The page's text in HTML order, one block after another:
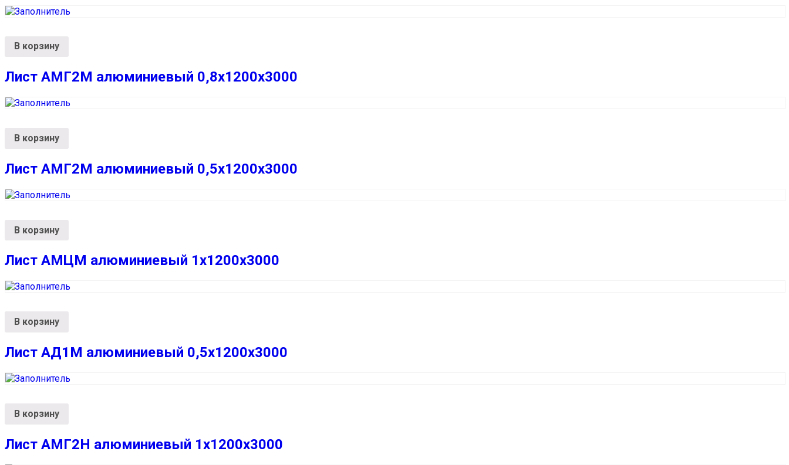
В корзину
Лист АМГ2М алюминиевый 0,8х1200х3000
В корзину
Лист АМГ2М алюминиевый 0,5х1200х3000
В корзину
Лист АМЦМ алюминиевый 1х1200х3000
В корзину
Лист АД1М алюминиевый 0,5х1200х3000
В корзину
Лист АМГ2Н алюминиевый 1х1200х3000